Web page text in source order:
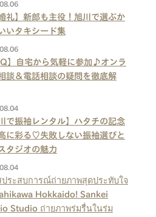
礼】新郎も主役！旭川で選ぶか
いタキシード集
】自宅から気軽に参加♪オンラ
談＆電話相談の疑問を徹底解
で振袖レンタル】ハタチの記念
に彩る♡失敗しない振袖選びと
タジオの魅力
ประสบการณ์ถ่ายภาพสุดประทับใจ
Hokkaido! Sankei
Studio ถ่ายภาพร่มรื่นในร่ม